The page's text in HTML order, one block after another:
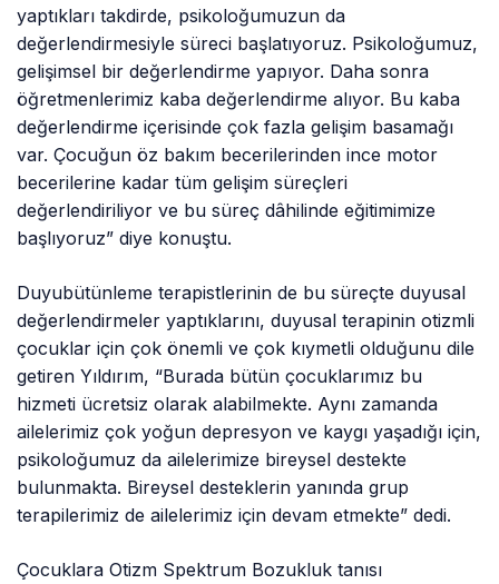
yaptıkları takdirde, psikoloğumuzun da
değerlendirmesiyle süreci başlatıyoruz. Psikoloğumuz,
gelişimsel bir değerlendirme yapıyor. Daha sonra
öğretmenlerimiz kaba değerlendirme alıyor. Bu kaba
değerlendirme içerisinde çok fazla gelişim basamağı
var. Çocuğun öz bakım becerilerinden ince motor
becerilerine kadar tüm gelişim süreçleri
değerlendiriliyor ve bu süreç dâhilinde eğitimimize
başlıyoruz” diye konuştu.
Duyubütünleme terapistlerinin de bu süreçte duyusal
değerlendirmeler yaptıklarını, duyusal terapinin otizmli
çocuklar için çok önemli ve çok kıymetli olduğunu dile
getiren Yıldırım, “Burada bütün çocuklarımız bu
hizmeti ücretsiz olarak alabilmekte. Aynı zamanda
ailelerimiz çok yoğun depresyon ve kaygı yaşadığı için,
psikoloğumuz da ailelerimize bireysel destekte
bulunmakta. Bireysel desteklerin yanında grup
terapilerimiz de ailelerimiz için devam etmekte” dedi.
Çocuklara Otizm Spektrum Bozukluk tanısı